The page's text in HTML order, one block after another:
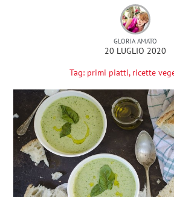
GLORIA AMATO
20 LUGLIO 2020
Tag: primi piatti, ricette